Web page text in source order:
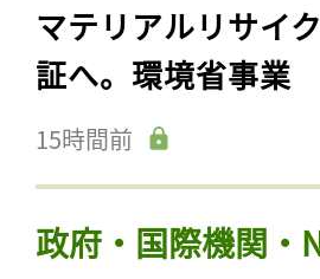
マテリアルリサイ
証へ。環境省事業
15時間前
政府・国際機関・